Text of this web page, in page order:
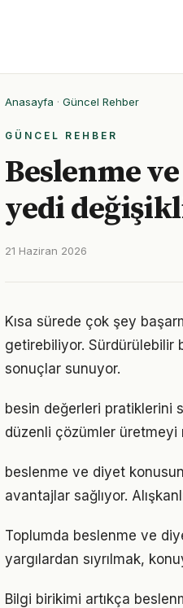
Anasayfa · Güncel Rehber
GÜNCEL REHBER
Beslenme
yedi
21 Haziran 2026
Kısa sürede çok şey
getirebiliyor. Sürdürülebilir
sonuçlar sunuyor.
besin değerleri pratiklerini
düzenli çözümler üretmeyi
beslenme ve diyet
avantajlar sağlıyor.
Toplumda beslenme ve
yargılardan sıyrılmak,
Bilgi birikimi artıkça